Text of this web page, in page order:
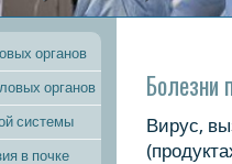
органов
органов
системы
в почке
Болезни
Вирус,